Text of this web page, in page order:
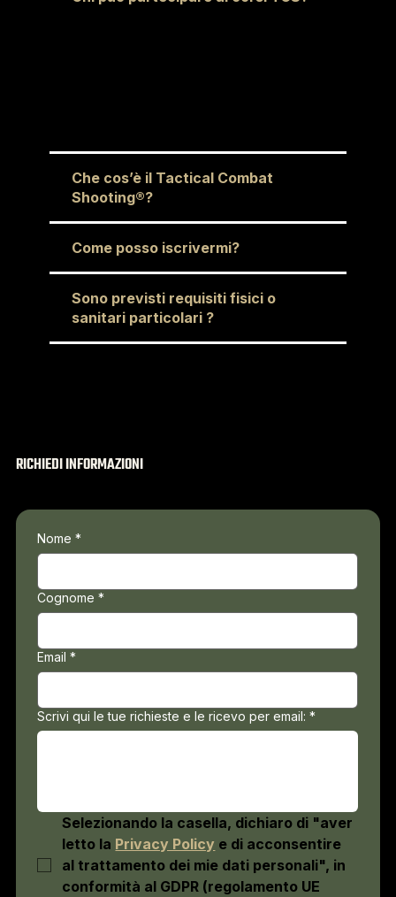
Che cos’è il Tactical Combat
Shooting®?
Come posso iscrivermi?
Sono previsti requisiti fisici o
sanitari particolari ?
RICHIEDI INFORMAZIONI
Nome *
Cognome *
Email *
Scrivi qui le tue richieste e le ricevo per email: *
Selezionando la casella, dichiaro di "aver
letto la Privacy Policy e di acconsentire
al trattamento dei mie dati personali", in
conformità al GDPR (regolamento UE